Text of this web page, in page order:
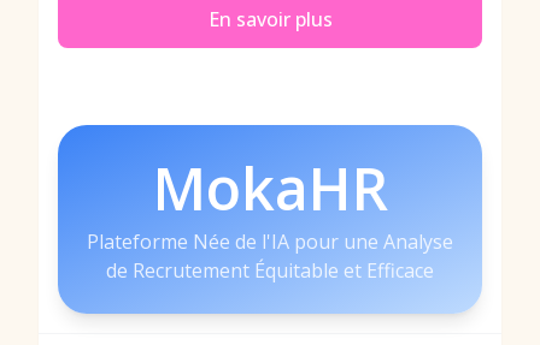
En savoir plus
MokaHR
Plateforme Née de l'IA pour une Analyse
de Recrutement Équitable et Efficace